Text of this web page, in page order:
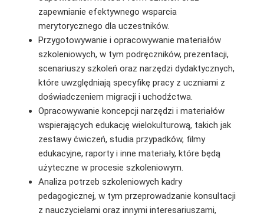
zapewnianie efektywnego wsparcia
merytorycznego dla uczestników.
Przygotowywanie i opracowywanie materiałów
szkoleniowych, w tym podręczników, prezentacji,
scenariuszy szkoleń oraz narzędzi dydaktycznych,
które uwzględniają specyfikę pracy z uczniami z
doświadczeniem migracji i uchodźctwa.
Opracowywanie koncepcji narzędzi i materiałów
wspierających edukację wielokulturową, takich jak
zestawy ćwiczeń, studia przypadków, filmy
edukacyjne, raporty i inne materiały, które będą
użyteczne w procesie szkoleniowym.
Analiza potrzeb szkoleniowych kadry
pedagogicznej, w tym przeprowadzanie konsultacji
z nauczycielami oraz innymi interesariuszami,